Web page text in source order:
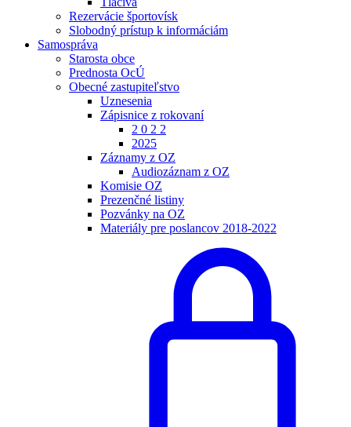
Rezervácie športovísk
Slobodný prístup k informáciám
Samospráva
Starosta obce
Prednosta OcÚ
Obecné zastupiteľstvo
Uznesenia
Zápisnice z rokovaní
2 0 2 2
2025
Záznamy z OZ
Audiozáznam z OZ
Komisie OZ
Prezenčné listiny
Pozvánky na OZ
Materiály pre poslancov 2018-2022